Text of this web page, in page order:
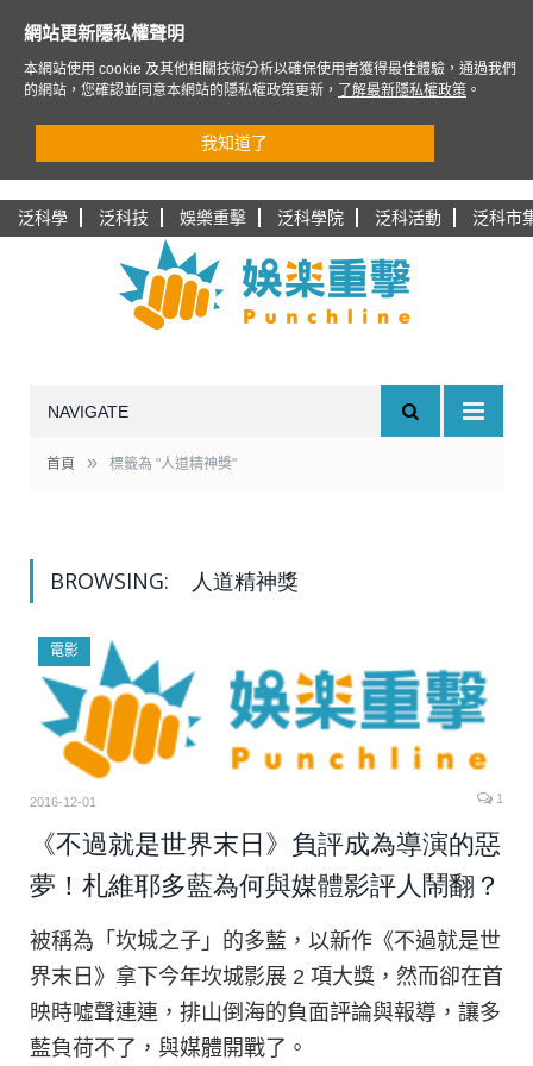
泛科學 泛科技 娛樂重擊 泛科學院 泛科活動 泛科市
NAVIGATE
首頁 » 標籤為 "人道精神獎"
BROWSING: 人道精神獎
電影
2016-12-01 1
《不過就是世界末日》負評成為導演的惡
夢！札維耶多藍為何與媒體影評人鬧翻？
被稱為「坎城之子」的多藍，以新作《不過就是世
界末日》拿下今年坎城影展 2 項大獎，然而卻在首
映時噓聲連連，排山倒海的負面評論與報導，讓多
藍負荷不了，與媒體開戰了。
網站更新隱私權聲明
本網站使用 cookie 及其他相關技術分析以確保使用者獲得最佳體驗，通過我們
的網站，您確認並同意本網站的隱私權政策更新，
了解最新隱私權政策 。
我知道了